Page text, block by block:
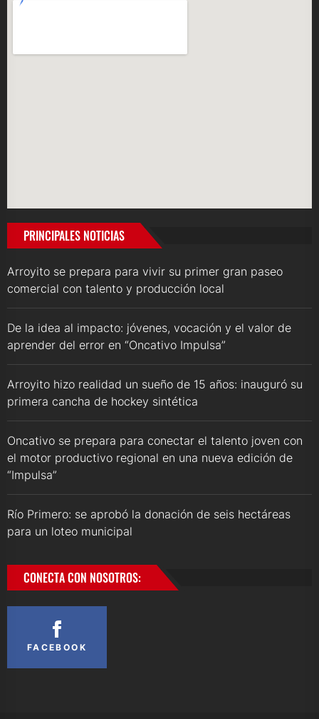
PRINCIPALES NOTICIAS
Arroyito se prepara para vivir su primer gran paseo
comercial con talento y producción local
De la idea al impacto: jóvenes, vocación y el valor de
aprender del error en “Oncativo Impulsa”
Arroyito hizo realidad un sueño de 15 años: inauguró su
primera cancha de hockey sintética
Oncativo se prepara para conectar el talento joven con
el motor productivo regional en una nueva edición de
“Impulsa”
Río Primero: se aprobó la donación de seis hectáreas
para un loteo municipal
CONECTA CON NOSOTROS:
FACEBOOK